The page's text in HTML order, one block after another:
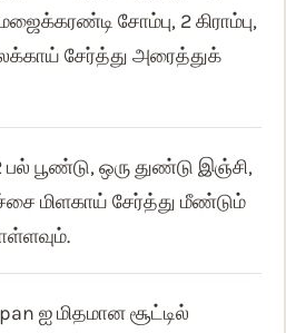
சோம்பு, 2 கிராம்பு,
சேர்த்து அரைத்துக்
பல் பூண்டு, ஒரு துண்டு இஞ்சி,
மிளகாய் சேர்த்து மீண்டும்
ஐ மிதமான சூட்டில்